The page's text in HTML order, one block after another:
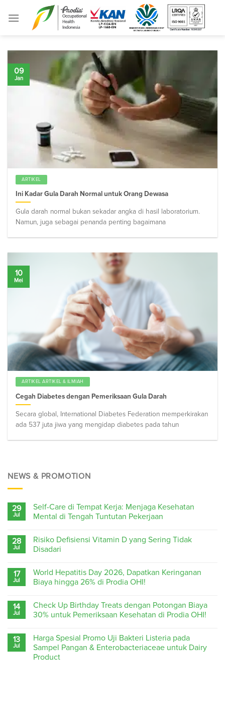
ARTIKEL
Ini Kadar Gula Darah Normal untuk Orang Dewasa
Gula darah normal bukan sekadar angka di hasil laboratorium.
Namun, juga sebagai penanda penting bagaimana
09
Jan
ARTIKEL ARTIKEL & ILMIAH
Cegah Diabetes dengan Pemeriksaan Gula Darah
Secara global, International Diabetes Federation memperkirakan
ada 537 juta jiwa yang mengidap diabetes pada tahun
10
Mei
NEWS & PROMOTION
29
Jul
Self-Care di Tempat Kerja: Menjaga Kesehatan
Mental di Tengah Tuntutan Pekerjaan
28
Jul
Risiko Defisiensi Vitamin D yang Sering Tidak
Disadari
17
Jul
World Hepatitis Day 2026, Dapatkan Keringanan
Biaya hingga 26% di Prodia OHI!
14
Jul
Check Up Birthday Treats dengan Potongan Biaya
30% untuk Pemeriksaan Kesehatan di Prodia OHI!
13
Jul
Harga Spesial Promo Uji Bakteri Listeria pada
Sampel Pangan & Enterobacteriaceae untuk Dairy
Product